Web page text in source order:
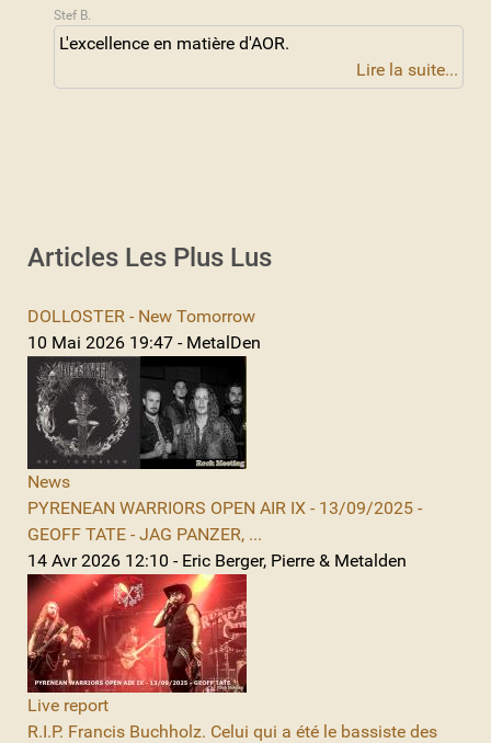
Stef B.
L'excellence en matière d'AOR.
Lire la suite...
Articles Les Plus Lus
DOLLOSTER - New Tomorrow
10 Mai 2026 19:47 - MetalDen
News
PYRENEAN WARRIORS OPEN AIR IX - 13/09/2025 -
GEOFF TATE - JAG PANZER, ...
14 Avr 2026 12:10 - Eric Berger, Pierre & Metalden
Live report
R.I.P. Francis Buchholz. Celui qui a été le bassiste des